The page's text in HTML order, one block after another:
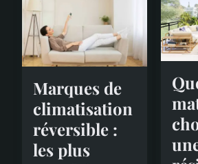
Marques de
climatisation
réversible :
les plus